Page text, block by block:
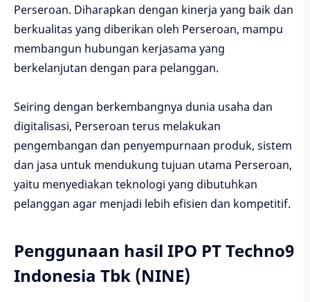
Perseroan. Diharapkan dengan kinerja yang baik dan
berkualitas yang diberikan oleh Perseroan, mampu
membangun hubungan kerjasama yang
berkelanjutan dengan para pelanggan.
Seiring dengan berkembangnya dunia usaha dan
digitalisasi, Perseroan terus melakukan
pengembangan dan penyempurnaan produk, sistem
dan jasa untuk mendukung tujuan utama Perseroan,
yaitu menyediakan teknologi yang dibutuhkan
pelanggan agar menjadi lebih efisien dan kompetitif.
Penggunaan hasil IPO PT Techno9
Indonesia Tbk (NINE)